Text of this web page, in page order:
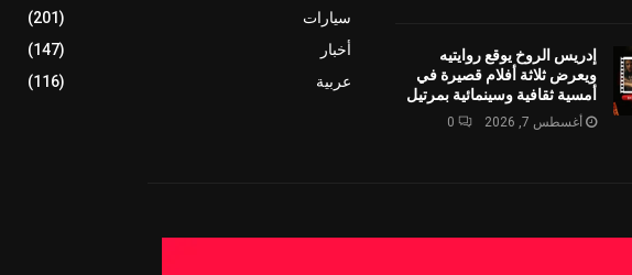
إدريس الروخ يوقع روايتيه
ويعرض ثلاثة أفلام قصيرة في
أمسية ثقافية وسينمائية بمرتيل
أغسطس 7, 2026 0
سيارات
(201)
أخبار
(147)
عربية
(116)